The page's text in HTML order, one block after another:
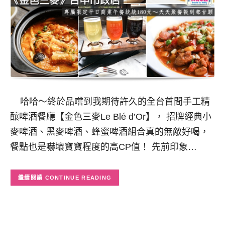
哈哈～終於品嚐到我期待許久的全台首間手工精
釀啤酒餐廳【金色三麥Le Blé d’Or】， 招牌經典小
麥啤酒、黑麥啤酒、蜂蜜啤酒組合真的無敵好喝，
餐點也是嚇壞寶寶程度的高CP值！ 先前印象…
CONTINUE READING